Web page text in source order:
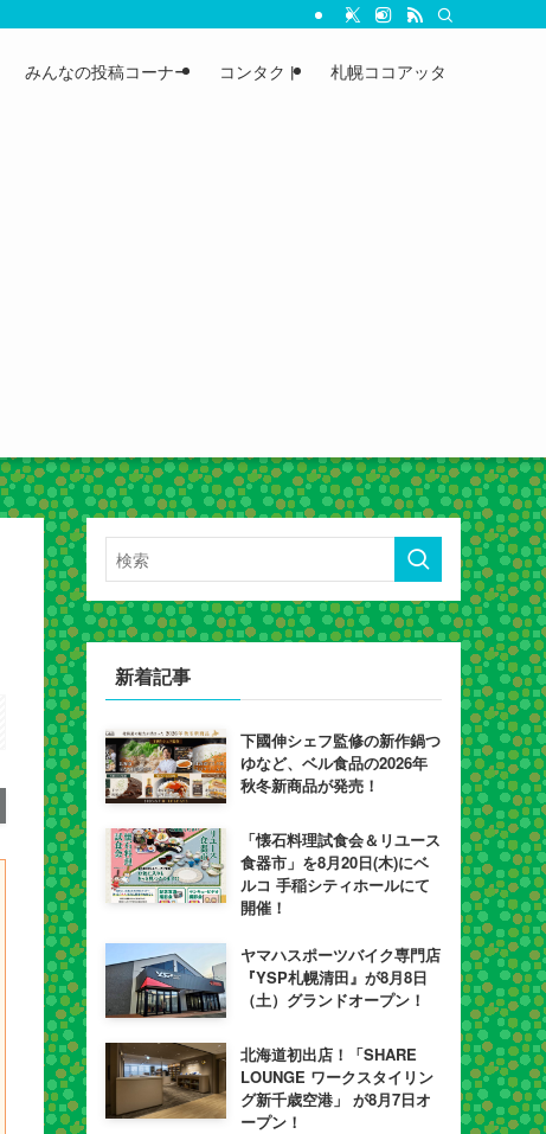
みんなの投稿コーナー コンタクト 札幌ココアッタ
新着記事
下國伸シェフ監修の新作鍋つ
ゆなど、ベル食品の2026年
秋冬新商品が発売！
「懐石料理試食会＆リユース
食器市」を8月20日(木)にベ
ルコ 手稲シティホールにて
開催！
ヤマハスポーツバイク専門店
『YSP札幌清田』が8月8日
（土）グランドオープン！
北海道初出店！「SHARE
LOUNGE ワークスタイリン
グ新千歳空港」 が8月7日オ
ープン！